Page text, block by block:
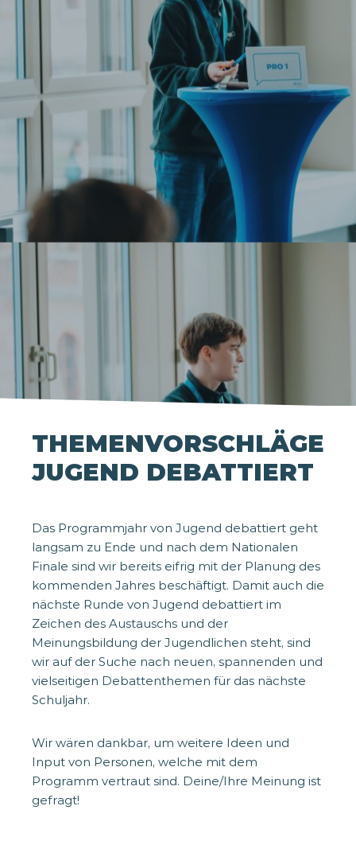
THEMENVORSCHLÄGE
JUGEND DEBATTIERT
Das Programmjahr von Jugend debattiert geht
langsam zu Ende und nach dem Nationalen
Finale sind wir bereits eifrig mit der Planung des
kommenden Jahres beschäftigt. Damit auch die
nächste Runde von Jugend debattiert im
Zeichen des Austauschs und der
Meinungsbildung der Jugendlichen steht, sind
wir auf der Suche nach neuen, spannenden und
vielseitigen Debattenthemen für das nächste
Schuljahr.
Wir wären dankbar, um weitere Ideen und
Input von Personen, welche mit dem
Programm vertraut sind. Deine/Ihre Meinung ist
gefragt!